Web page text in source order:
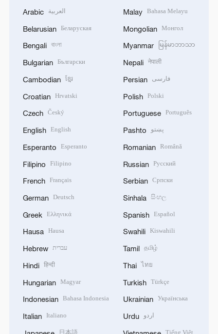
Arabic العربية
Belarusian Беларуская
Bengali বাংলা
Bulgarian Български
Cambodian ខ្មែរ
Croatian Hrvatski
Czech Český
English English
Esperanto Esperanto
Filipino Filipino
French Français
German Deutsch
Greek Ελληνικά
Hausa Hausa
Hebrew עברית
Hindi हिन्दी
Hungarian Magyar
Indonesian Bahasa Indonesia
Italian Italiano
Malay Bahasa Melayu
Mongolian Монгол
Myanmar မြန်မာဘာသာ
Nepali नेपाली
Persian فارسی
Polish Polski
Portuguese Português
Pashto پښتو
Romanian Română
Russian Русский
Serbian Српски
Sinhala සිංහල
Spanish Español
Swahili Kiswahili
Tamil தமிழ்
Thai ไทย
Turkish Türkçe
Ukrainian Українська
Urdu اردو